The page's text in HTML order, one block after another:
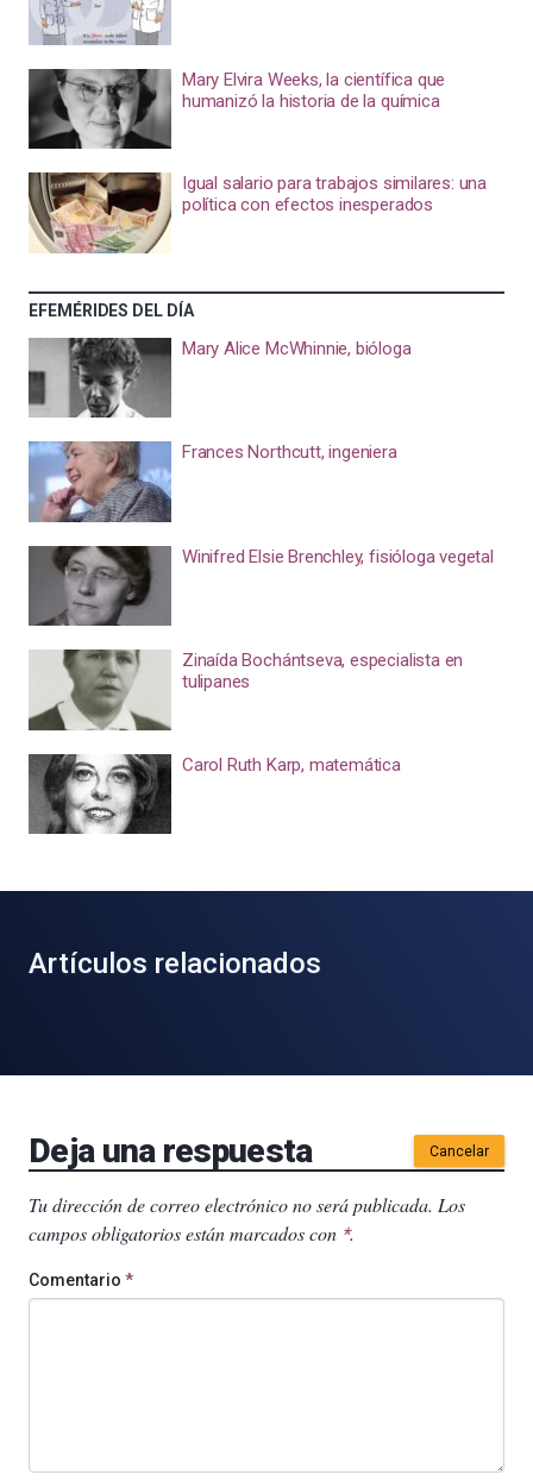
Mary Elvira Weeks, la científica que
humanizó la historia de la química
Igual salario para trabajos similares: una
política con efectos inesperados
EFEMÉRIDES DEL DÍA
Mary Alice McWhinnie, bióloga
Frances Northcutt, ingeniera
Winifred Elsie Brenchley, fisióloga vegetal
Zinaída Bochántseva, especialista en
tulipanes
Carol Ruth Karp, matemática
Artículos relacionados
Deja una respuesta Cancelar
Tu dirección de correo electrónico no será publicada. Los
campos obligatorios están marcados con *.
Comentario *